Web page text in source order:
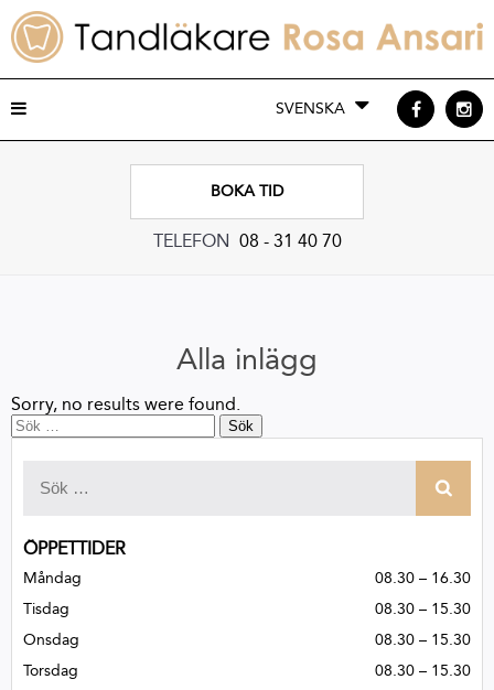
SVENSKA
BOKA TID
TELEFON 08 - 31 40 70
Alla inlägg
Sorry, no results were found.
Sök
efter:
ÖPPETTIDER
Måndag
08.30 – 16.30
Tisdag
08.30 – 15.30
Onsdag
08.30 – 15.30
Torsdag
08.30 – 15.30